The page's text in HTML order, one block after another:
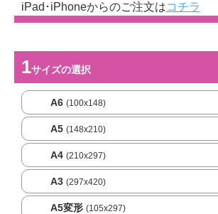
iPad･iPhoneからのご注文はコチラ
サイズの選択
A6 (100x148)
A5 (148x210)
A4 (210x297)
A3 (297x420)
A5変形 (105x297)